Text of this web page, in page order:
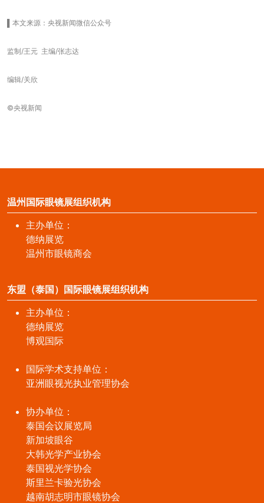
▌本文来源：央视新闻微信公众号
监制/王元 主编/张志达
编辑/关欣
©央视新闻
温州国际眼镜展组织机构
主办单位：
德纳展览
温州市眼镜商会
东盟（泰国）国际眼镜展组织机构
主办单位：
德纳展览
博观国际
国际学术支持单位：
亚洲眼视光执业管理协会
协办单位：
泰国会议展览局
新加坡眼谷
大韩光学产业协会
泰国视光学协会
斯里兰卡验光协会
越南胡志明市眼镜协会